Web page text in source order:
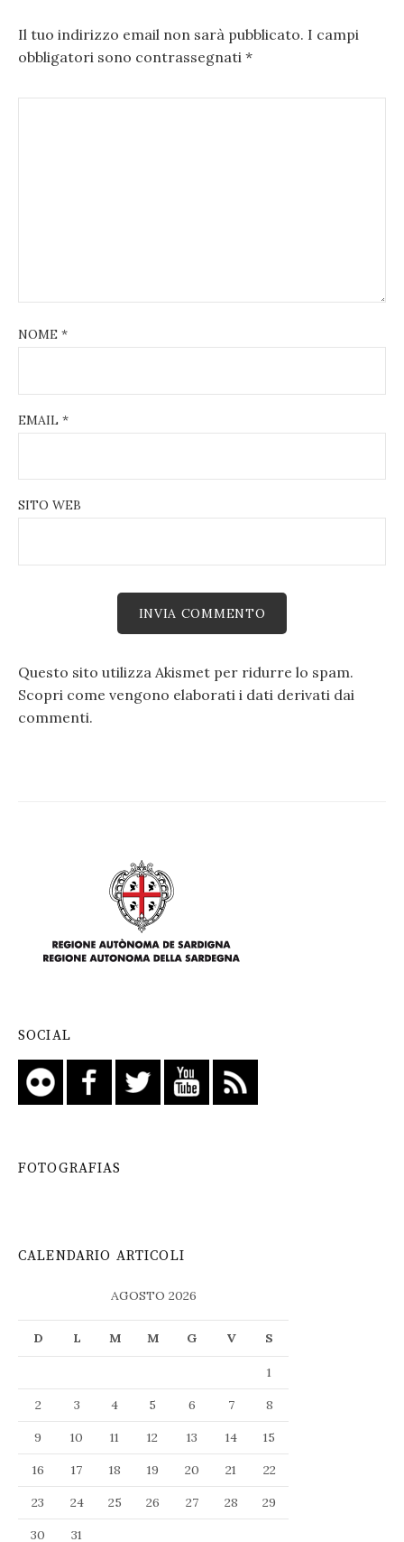
Il tuo indirizzo email non sarà pubblicato. I campi
obbligatori sono contrassegnati *
NOME *
EMAIL *
SITO WEB
Questo sito utilizza Akismet per ridurre lo spam.
Scopri come vengono elaborati i dati derivati dai
commenti.
SOCIAL
FOTOGRAFIAS
CALENDARIO ARTICOLI
AGOSTO 2026
D L M M G V S
1
2
3 4 5 6 7
8
9
10 11 12 13 14
15
16
17 18 19 20 21
22
23
24 25 26 27 28
29
30
31